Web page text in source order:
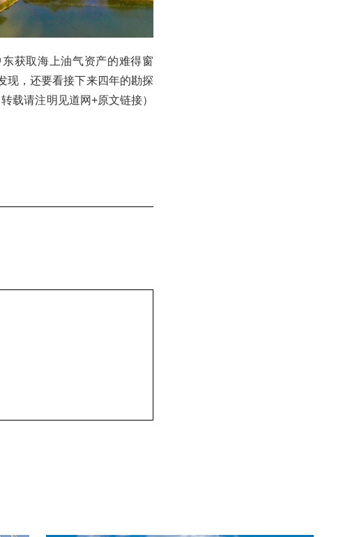
获取海上油气资产的难得窗
现，还要看接下来四年的勘探
载请注明见道网+原文链接）